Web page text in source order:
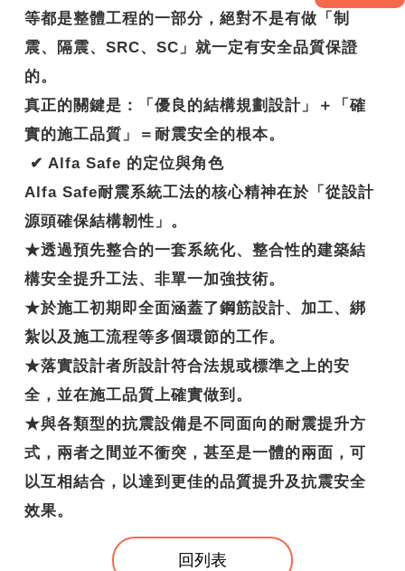
等都是整體工程的一部分，絕對不是有做「制
震、隔震、SRC、SC」就一定有安全品質保證
的。
真正的關鍵是：
「優良的結構規劃設計」＋「確
實的施工品質」＝耐震安全的根本。
✔ Alfa Safe 的定位與角色
Alfa Safe耐震系統工法的核心精神在於「從設計
源頭確保結構韌性」。
★透過預先整合的一套系統化、整合性的建築結
構安全提升工法、非單一加強技術。
★於施工初期即全面涵蓋了鋼筋設計、加工、綁
紮以及施工流程等多個環節的工作。
★落實設計者所設計符合法規或標準之上的安
全，並在施工品質上確實做到。
★與各類型的抗震設備是不同面向的耐震提升方
式，兩者之間並不衝突，甚至是一體的兩面，可
以互相結合，以達到更佳的品質提升及抗震安全
效果。
回列表